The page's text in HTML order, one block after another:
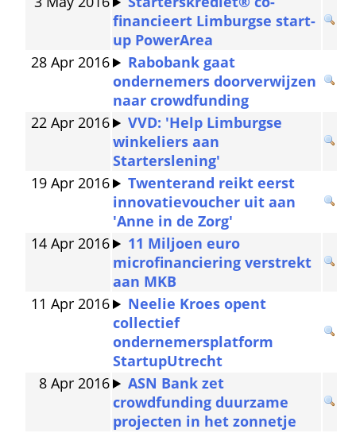
financieert Limburgse start-
up PowerArea
28 Apr 2016
Rabobank gaat
ondernemers doorverwijzen
naar crowdfunding
22 Apr 2016
VVD: 'Help Limburgse
winkeliers aan
Starterslening'
19 Apr 2016
Twenterand reikt eerst
innovatievoucher uit aan
'Anne in de Zorg'
14 Apr 2016
11 Miljoen euro
microfinanciering verstrekt
aan MKB
11 Apr 2016
Neelie Kroes opent
collectief
ondernemersplatform
StartupUtrecht
8 Apr 2016
ASN Bank zet
crowdfunding duurzame
projecten in het zonnetje